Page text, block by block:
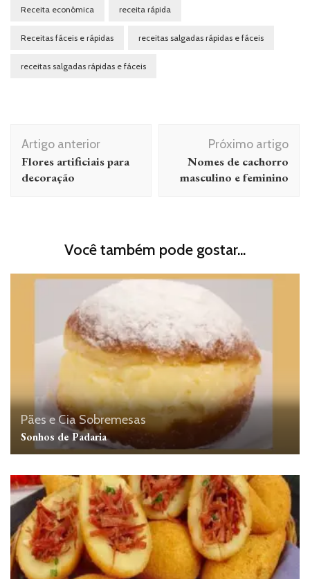
Receita econômica receita rápida
Receitas fáceis e rápidas receitas salgadas rápidas e fáceis
receitas salgadas rápidas e fáceis
Navegação
de
post
Artigo anterior
Flores artificiais para
decoração
Próximo artigo
Nomes de cachorro
masculino e feminino
Você também pode gostar...
Pães e CiaSobremesas
Sonhos de Padaria